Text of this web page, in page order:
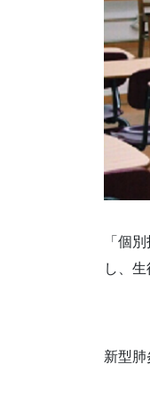
「個
し、
新型肺